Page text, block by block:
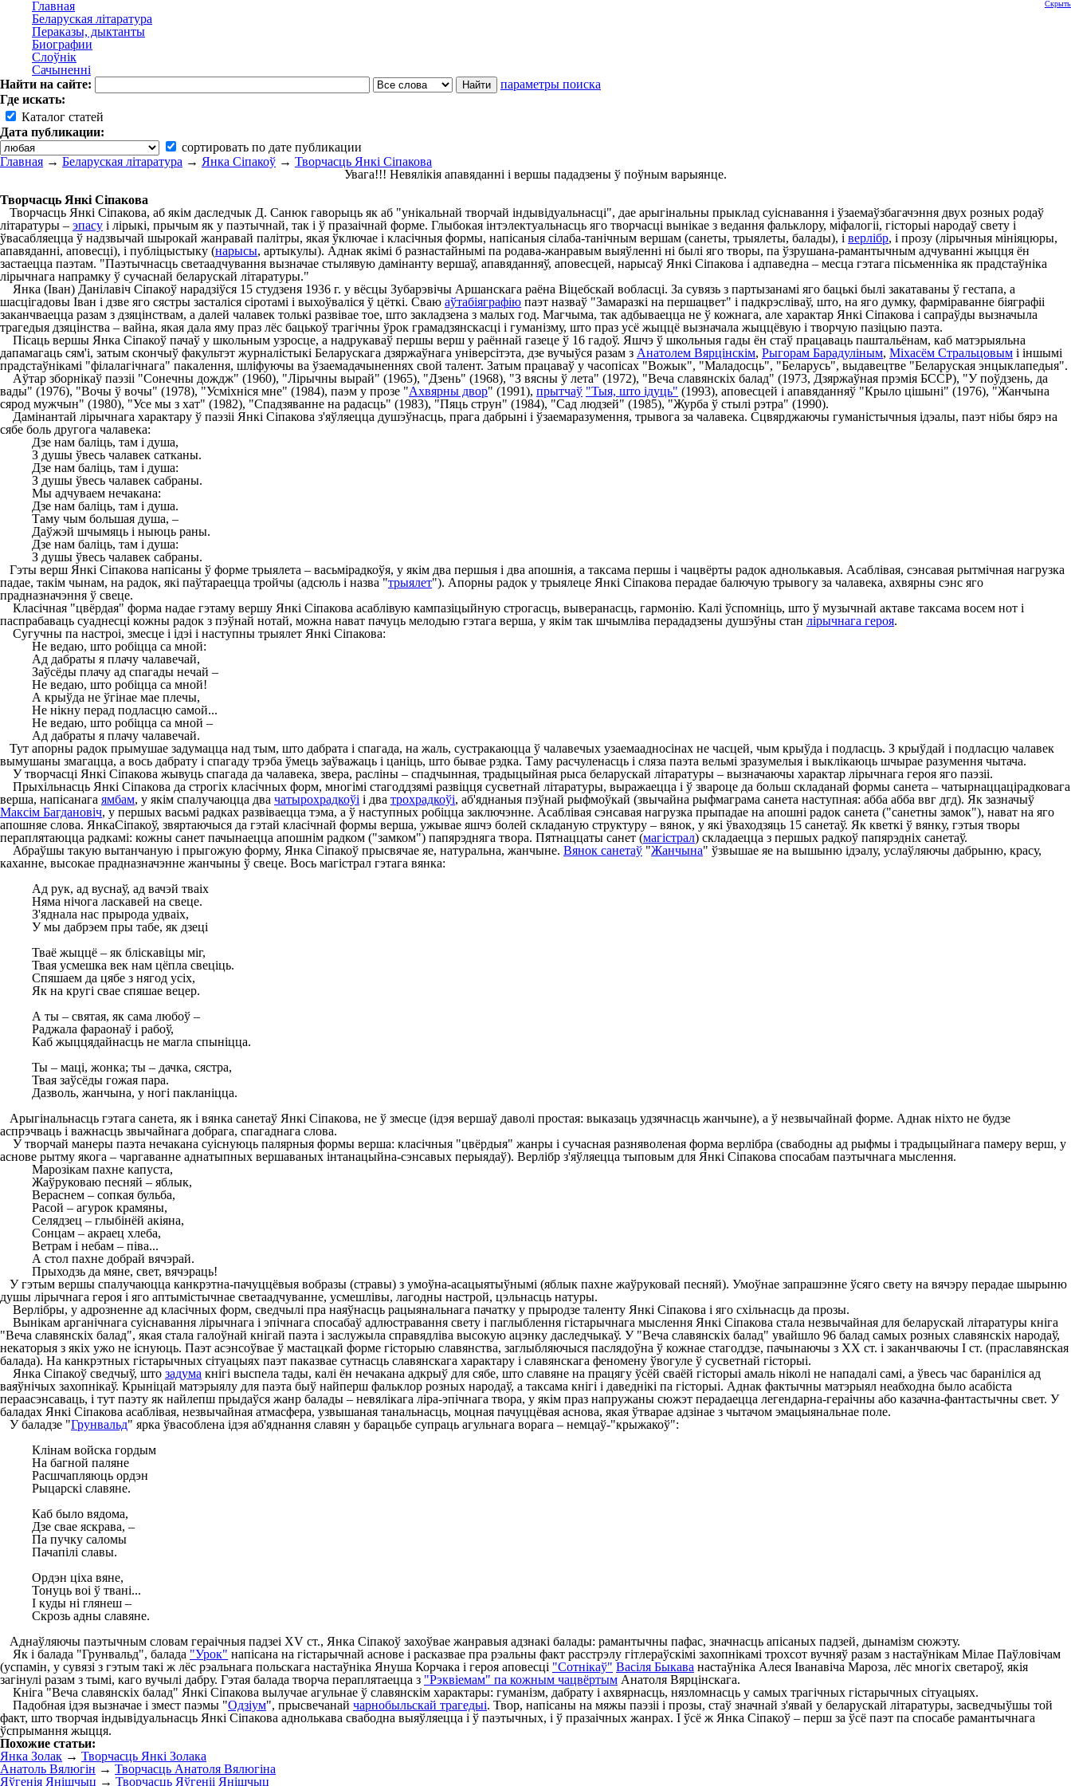
Главная
Беларуская літаратура
Пераказы, дыктанты
Биографии
Слоўнік
Сачыненні
Найти на сайте:
параметры поиска
Где искать:
Каталог статей
Дата публикации:
сортировать по дате публикации
Скрыть
Главная → Беларуская літаратура → Янка Сіпакоў → Творчасць Янкі Сіпакова
Увага!!! Невялікія апавяданні і вершы пададзены ў поўным варыянце.
Творчасць Янкі Сіпакова
Творчасць Янкі Сіпакова, аб якім даследчык Д. Санюк гаворыць як аб "унікальнай творчай індывідуальнасці", дае арыгінальны прыклад суіснавання і ўзаемаўзбагачэння двух розных родаў
літаратуры – эпасу і лірыкі, прычым як у паэтычнай, так і ў празаічнай форме. Глыбокая інтэлектуальнасць яго творчасці вынікае з ведання фальклору, міфалогіі, гісторыі народаў свету і
ўвасабляецца ў надзвычай шырокай жанравай палітры, якая ўключае і класічныя формы, напісаныя сілаба-танічным вершам (санеты, трыялеты, балады), і верлібр, і прозу (лірычныя мініяцюры,
апавяданні, аповесці), і публіцыстыку (нарысы, артыкулы). Аднак якімі б разнастайнымі па родава-жанравым выяўленні ні былі яго творы, па ўзрушана-рамантычным адчуванні жыцця ён
застаецца паэтам. "Паэтычнасць светаадчування вызначае стылявую дамінанту вершаў, апавяданняў, аповесцей, нарысаў Янкі Сіпакова і адпаведна – месца гэтага пісьменніка як прадстаўніка
лірычнага напрамку ў сучаснай беларускай літаратуры."
Янка (Іван) Данілавіч Сіпакоў нарадзіўся 15 студзеня 1936 г. у вёсцы Зубарэвічы Аршанскага раёна Віцебскай вобласці. За сувязь з партызанамі яго бацькі былі закатаваны ў гестапа, а
шасцігадовы Іван і дзве яго сястры засталіся сіротамі і выхоўваліся ў цёткі. Сваю аўтабіяграфію паэт назваў "Замаразкі на першацвет" і падкрэсліваў, што, на яго думку, фарміраванне біяграфіі
заканчваецца разам з дзяцінствам, а далей чалавек толькі развівае тое, што закладзена з малых год. Магчыма, так адбываецца не ў кожнага, але характар Янкі Сіпакова і сапраўды вызначыла
трагедыя дзяцінства – вайна, якая дала яму праз лёс бацькоў трагічны ўрок грамадзянскасці і гуманізму, што праз усё жыццё вызначала жыццёвую і творчую пазіцыю паэта.
Пісаць вершы Янка Сіпакоў пачаў у школьным узросце, а надрукаваў першы верш у раённай газеце ў 16 гадоў. Яшчэ ў школьныя гады ён стаў працаваць паштальёнам, каб матэрыяльна
дапамагаць сям'і, затым скончыў факультэт журналістыкі Беларускага дзяржаўнага універсітэта, дзе вучыўся разам з Анатолем Вярцінскім, Рыгорам Барадуліным, Міхасём Стральцовым і іншымі
прадстаўнікамі "філалагічнага" пакалення, шліфуючы ва ўзаемадачыненнях свой талент. Затым працаваў у часопісах "Вожык", "Маладосць", "Беларусь", выдавецтве "Беларуская энцыклапедыя".
Аўтар зборнікаў паэзіі "Сонечны дождж" (1960), "Лірычны вырай" (1965), "Дзень" (1968), "З вясны ў лета" (1972), "Веча славянскіх балад" (1973, Дзяржаўная прэмія БССР), "У поўдзень, да
вады" (1976), "Вочы ў вочы" (1978), "Усміхніся мне" (1984), паэм у прозе "Ахвярны двор" (1991), прытчаў "Тыя, што ідуць" (1993), аповесцей і апавяданняў "Крыло цішыні" (1976), "Жанчына
сярод мужчын" (1980), "Усе мы з хат" (1982), "Спадзяванне на радасць" (1983), "Пяць струн" (1984), "Сад людзей" (1985), "Журба ў стылі рэтра" (1990).
Дамінантай лірычнага характару ў паэзіі Янкі Сіпакова з'яўляецца душэўнасць, прага дабрыні і ўзаемаразумення, трывога за чалавека. Сцвярджаючы гуманістычныя ідэалы, паэт нібы бярэ на
сябе боль другога чалавека:
Дзе нам баліць, там і душа,
З душы ўвесь чалавек сатканы.
Дзе нам баліць, там і душа:
З душы ўвесь чалавек сабраны.
Мы адчуваем нечакана:
Дзе нам баліць, там і душа.
Таму чым большая душа, –
Даўжэй шчымяць і ныюць раны.
Дзе нам баліць, там і душа:
З душы ўвесь чалавек сабраны.
Гэты верш Янкі Сіпакова напісаны ў форме трыялета – васьмірадкоўя, у якім два першыя і два апошнія, а таксама першы і чацвёрты радок аднолькавыя. Асаблівая, сэнсавая рытмічная нагрузка
падае, такім чынам, на радок, які паўтараецца тройчы (адсюль і назва "трыялет"). Апорны радок у трыялеце Янкі Сіпакова перадае балючую трывогу за чалавека, ахвярны сэнс яго
прадназначэння ў свеце.
Класічная "цвёрдая" форма надае гэтаму вершу Янкі Сіпакова асаблівую кампазіцыйную строгасць, выверанасць, гармонію. Калі ўспомніць, што ў музычнай актаве таксама восем нот і
паспрабаваць суаднесці кожны радок з пэўнай нотай, можна нават пачуць мелодыю гэтага верша, у якім так шчымліва перададзены душэўны стан лірычнага героя.
Сугучны па настроі, змесце і ідэі і наступны трыялет Янкі Сіпакова:
Не ведаю, што робіцца са мной:
Ад дабраты я плачу чалавечай,
Заўсёды плачу ад спагады нечай –
Не ведаю, што робіцца са мной!
А крыўда не ўгінае мае плечы,
Не нікну перад подласцю самой...
Не ведаю, што робіцца са мной –
Ад дабраты я плачу чалавечай.
Тут апорны радок прымушае задумацца над тым, што дабрата і спагада, на жаль, сустракаюцца ў чалавечых узаемаадносінах не часцей, чым крыўда і подласць. З крыўдай і подласцю чалавек
вымушаны змагацца, а вось дабрату і спагаду трэба ўмець заўважаць і цаніць, што бывае рэдка. Таму расчуленасць і сляза паэта вельмі зразумелыя і выклікаюць шчырае разумення чытача.
У творчасці Янкі Сіпакова жывуць спагада да чалавека, звера, расліны – спадчынная, традыцыйная рыса беларускай літаратуры – вызначаючы характар лірычнага героя яго паэзіі.
Прыхільнасць Янкі Сіпакова да строгіх класічных форм, многімі стагоддзямі развіцця сусветнай літаратуры, выражаецца і ў звароце да больш складанай формы санета – чатырнаццацірадковага
верша, напісанага ямбам, у якім спалучаюцца два чатырохрадкоўі і два трохрадкоўі, аб'яднаныя пэўнай рыфмоўкай (звычайна рыфмаграма санета наступная: абба абба ввг дгд). Як зазначыў
Максім Багдановіч, у першых васьмі радках развіваецца тэма, а ў наступных робіцца заключэнне. Асаблівая сэнсавая нагрузка прыпадае на апошні радок санета ("санетны замок"), нават на яго
апошняе слова. ЯнкаСіпакоў, звяртаючыся да гэтай класічнай формы верша, ужывае яшчэ болей складаную структуру – вянок, у які ўваходзяць 15 санетаў. Як кветкі ў вянку, гэтыя творы
пераплятаюцца радкамі: кожны санет пачынаецца апошнім радком ("замком") папярэдняга твора. Пятнаццаты санет (магістрал) складаецца з першых радкоў папярэдніх санетаў.
Абраўшы такую вытанчаную і прыгожую форму, Янка Сіпакоў прысвячае яе, натуральна, жанчыне. Вянок санетаў "Жанчына" ўзвышае яе на вышыню ідэалу, услаўляючы дабрыню, красу,
каханне, высокае прадназначэнне жанчыны ў свеце. Вось магістрал гэтага вянка:
Ад рук, ад вуснаў, ад вачэй тваіх
Няма нічога ласкавей на свеце.
З'яднала нас прырода удваіх,
У мы дабрэем пры табе, як дзеці
Тваё жыццё – як бліскавіцы міг,
Твая усмешка век нам цёпла свеціць.
Спяшаем да цябе з нягод усіх,
Як на кругі свае спяшае вецер.
А ты – святая, як сама любоў –
Раджала фараонаў і рабоў,
Каб жыццядайнасць не магла спыніцца.
Ты – маці, жонка; ты – дачка, сястра,
Твая заўсёды гожая пара.
Дазволь, жанчына, у ногі пакланіцца.
Арыгінальнасць гэтага санета, як і вянка санетаў Янкі Сіпакова, не ў змесце (ідэя вершаў даволі простая: выказаць удзячнасць жанчыне), а ў незвычайнай форме. Аднак ніхто не будзе
аспрэчваць і важнасць звычайнага добрага, спагаднага слова.
У творчай манеры паэта нечакана суіснуюць палярныя формы верша: класічныя "цвёрдыя" жанры і сучасная разняволеная форма верлібра (свабодны ад рыфмы і традыцыйнага памеру верш, у
аснове рытму якога – чаргаванне аднатыпных вершаваных інтанацыйна-сэнсавых перыядаў). Верлібр з'яўляецца тыповым для Янкі Сіпакова спосабам паэтычнага мыслення.
Марозікам пахне капуста,
Жаўруковаю песняй – яблык,
Вераснем – сопкая бульба,
Расой – агурок крамяны,
Селядзец – глыбінёй акіяна,
Сонцам – акраец хлеба,
Ветрам і небам – піва...
А стол пахне добрай вячэрай.
Прыходзь да мяне, свет, вячэраць!
У гэтым вершы спалучаюцца канкрэтна-пачуццёвыя вобразы (стравы) з умоўна-асацыятыўнымі (яблык пахне жаўруковай песняй). Умоўнае запрашэнне ўсяго свету на вячэру перадае шырыню
душы лірычнага героя і яго аптымістычнае светаадчуванне, усмешлівы, лагодны настрой, цэльнасць натуры.
Верлібры, у адрозненне ад класічных форм, сведчылі пра наяўнасць рацыянальнага пачатку у прыродзе таленту Янкі Сіпакова і яго схільнасць да прозы.
Вынікам арганічнага суіснавання лірычнага і эпічнага спосабаў адлюстравання свету і паглыблення гістарычнага мыслення Янкі Сіпакова стала незвычайная для беларускай літаратуры кніга
"Веча славянскіх балад", якая стала галоўнай кнігай паэта і заслужыла справядліва высокую ацэнку даследчыкаў. У "Веча славянскіх балад" увайшло 96 балад самых розных славянскіх народаў,
некаторыя з якіх ужо не існуюць. Паэт асэнсоўвае ў мастацкай форме гісторыю славянства, заглыбляючыся паслядоўна ў кожнае стагоддзе, пачынаючы з ХХ ст. і заканчваючы І ст. (праславянская
балада). На канкрэтных гістарычных сітуацыях паэт паказвае сутнасць славянскага характару і славянскага феномену ўвогуле ў сусветнай гісторыі.
Янка Сіпакоў сведчыў, што задума кнігі выспела тады, калі ён нечакана адкрыў для сябе, што славяне на працягу ўсёй сваёй гісторыі амаль ніколі не нападалі самі, а ўвесь час бараніліся ад
ваяўнічых захопнікаў. Крыніцай матэрыялу для паэта быў найперш фальклор розных народаў, а таксама кнігі і даведнікі па гісторыі. Аднак фактычны матэрыял неабходна было асабіста
пераасэнсаваць, і тут паэту як найлепш прыдаўся жанр балады – невялікага ліра-эпічнага твора, у якім праз напружаны сюжэт перадаецца легендарна-гераічны або казачна-фантастычны свет. У
баладах Янкі Сіпакова асаблівая, незвычайная атмасфера, узвышаная танальнасць, моцная пачуццёвая аснова, якая ўтварае адзінае з чытачом эмацыянальнае поле.
У баладзе "Грунвальд" ярка ўвасоблена ідэя аб'яднання славян у барацьбе супраць агульнага ворага – немцаў-"крыжакоў":
Клінам войска гордым
На багной паляне
Расшчапляюць ордэн
Рыцарскі славяне.
Каб было вядома,
Дзе свае яскрава, –
Па пучку саломы
Пачапілі славы.
Ордэн ціха вяне,
Тонуць воі ў твані...
І куды ні глянеш –
Скрозь адны славяне.
Аднаўляючы паэтычным словам гераічныя падзеі XV ст., Янка Сіпакоў захоўвае жанравыя адзнакі балады: рамантычны пафас, значнасць апісаных падзей, дынамізм сюжэту.
Як і балада "Грунвальд", балада "Урок" напісана на гістарычнай аснове і расказвае пра рэальны факт расстрэлу гітлераўскімі захопнікамі трохсот вучняў разам з настаўнікам Мілае Паўловічам
(успамін, у сувязі з гэтым такі ж лёс рэальнага польскага настаўніка Януша Корчака і героя аповесці "Сотнікаў" Васіля Быкава настаўніка Алеся Іванавіча Мароза, лёс многіх светароў, якія
загінулі разам з тымі, каго вучылі дабру. Гэтая балада творча пераплятаецца з "Рэквіемам" па кожным чацвёртым Анатоля Вярцінскага.
Кніга "Веча славянскіх балад" Янкі Сіпакова вылучае агульнае ў славянскім характары: гуманізм, дабрату і ахвярнасць, нязломнасць у самых трагічных гістарычных сітуацыях.
Падобная ідэя вызначае і змест паэмы "Одзіум", прысвечанай чарнобыльскай трагедыі. Твор, напісаны на мяжы паэзіі і прозы, стаў значнай з'явай у беларускай літаратуры, засведчыўшы той
факт, што творчая індывідуальнасць Янкі Сіпакова аднолькава свабодна выяўляецца і ў паэтычных, і ў празаічных жанрах. І ўсё ж Янка Сіпакоў – перш за ўсё паэт па спосабе рамантычнага
ўспрымання жыцця.
Похожие статьи:
Янка Золак → Творчасць Янкі Золака
Анатоль Вялюгін → Творчасць Анатоля Вялюгіна
Яўгенія Янішчыц → Творчасць Яўгеніі Янішчыц